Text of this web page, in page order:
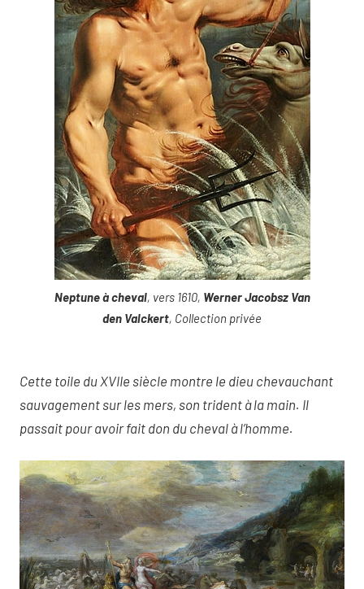
Neptune à cheval, vers 1610, Werner Jacobsz Van
den Valckert, Collection privée
Cette toile du XVIIe siècle montre le dieu chevauchant
sauvagement sur les mers, son trident à la main. Il
passait pour avoir fait don du cheval à l’homme.